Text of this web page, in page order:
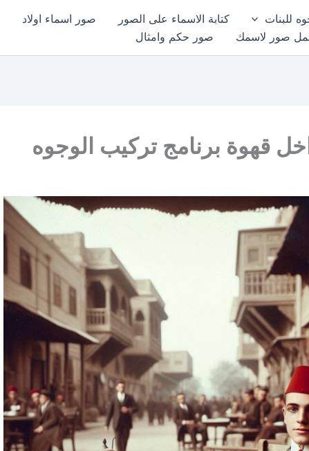
للبنات كتابة الاسماء على الصور صور اسماء اولاد
صور لاسمك صور حكم وامثال
قهوة برنامج تركيب الوجوه